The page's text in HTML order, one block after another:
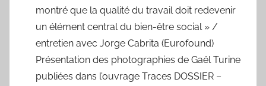
montré que la qualité du travail doit redevenir
un élément central du bien-être social » /
entretien avec Jorge Cabrita (Eurofound)
Présentation des photographies de Gaël Turine
publiées dans l’ouvrage Traces DOSSIER –